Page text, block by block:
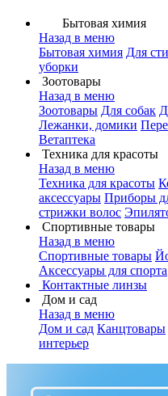
Бытовая химия
Назад в меню
Бытовая химия Для
уборки
Зоотовары
Назад в меню
Зоотовары Для собак
Лежанки, домики
Ветаптека
Техника для красоты
Назад в меню
Техника для красоты
аксессуары Приборы
стрижки волос
Спортивные товары
Назад в меню
Спортивные товары
Аксессуары для спорта
Контактные линзы
Дом и сад
Назад в меню
Дом и сад Канцтовары
интерьер